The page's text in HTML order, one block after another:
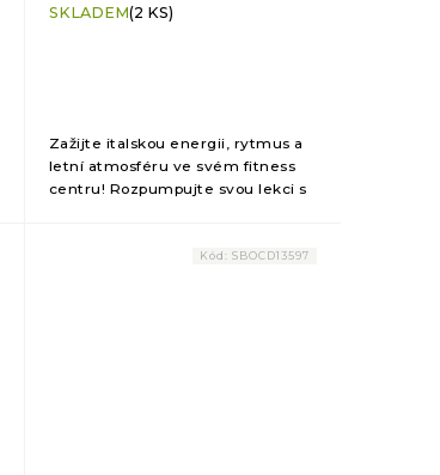
SKLADEM(2 KS)
Zažijte italskou energii, rytmus a
letní atmosféru ve svém fitness
centru! Rozpumpujte svou lekci s
Kód: SBOCD13597